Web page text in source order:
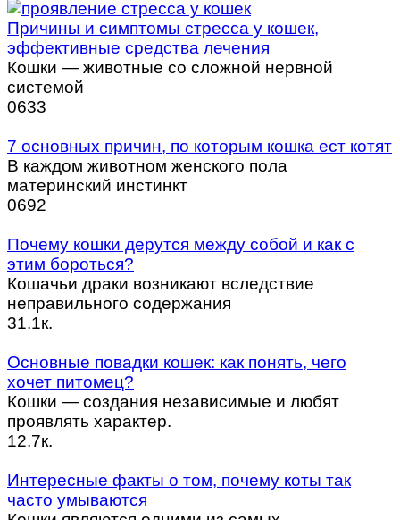
Причины и симптомы стресса у кошек,
эффективные средства лечения
Кошки — животные со сложной нервной
системой
0633
7 основных причин, по которым кошка ест котят
В каждом животном женского пола
материнский инстинкт
0692
Почему кошки дерутся между собой и как с
этим бороться?
Кошачьи драки возникают вследствие
неправильного содержания
31.1к.
Основные повадки кошек: как понять, чего
хочет питомец?
Кошки — создания независимые и любят
проявлять характер.
12.7к.
Интересные факты о том, почему коты так
часто умываются